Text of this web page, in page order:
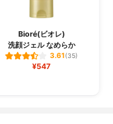
Bioré(ビオレ)
洗顔ジェル なめらか
3.61(35)
¥547